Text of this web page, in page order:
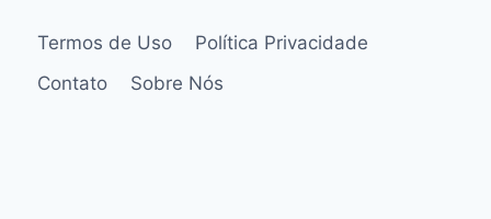
Termos de Uso
Política Privacidade
Contato
Sobre Nós